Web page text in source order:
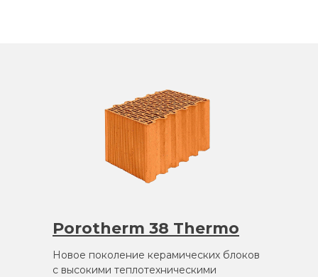
Новое поколение керамических блоков
с высокими теплотехническими
Porotherm 38 Thermo